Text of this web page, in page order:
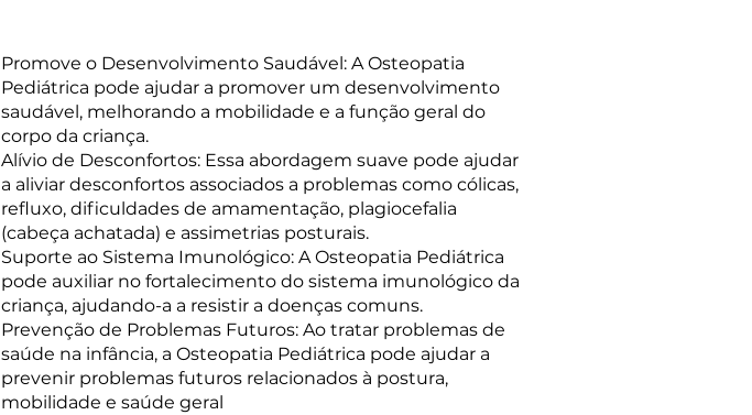
Promove o Desenvolvimento Saudável: A Osteopatia
Pediátrica pode ajudar a promover um desenvolvimento
saudável, melhorando a mobilidade e a função geral do
corpo da criança.
Alívio de Desconfortos: Essa abordagem suave pode ajudar
a aliviar desconfortos associados a problemas como cólicas,
refluxo, dificuldades de amamentação, plagiocefalia
(cabeça achatada) e assimetrias posturais.
Suporte ao Sistema Imunológico: A Osteopatia Pediátrica
pode auxiliar no fortalecimento do sistema imunológico da
criança, ajudando-a a resistir a doenças comuns.
Prevenção de Problemas Futuros: Ao tratar problemas de
saúde na infância, a Osteopatia Pediátrica pode ajudar a
prevenir problemas futuros relacionados à postura,
mobilidade e saúde geral